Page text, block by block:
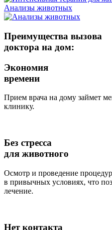
Анализы животных
Преимущества вызова
доктора на дом:
Экономия
времени
Прием врача на дому займет
клинику.
Без стресса
для животного
Осмотр и проведение
в привычных условиях, что
лечение.
Нет контакта